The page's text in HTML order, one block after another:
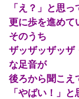
「え？」と思っ
更に歩を進めて
そのうち
ザッザッザッザ
な足音が
後ろから聞こえ
「やばい！」